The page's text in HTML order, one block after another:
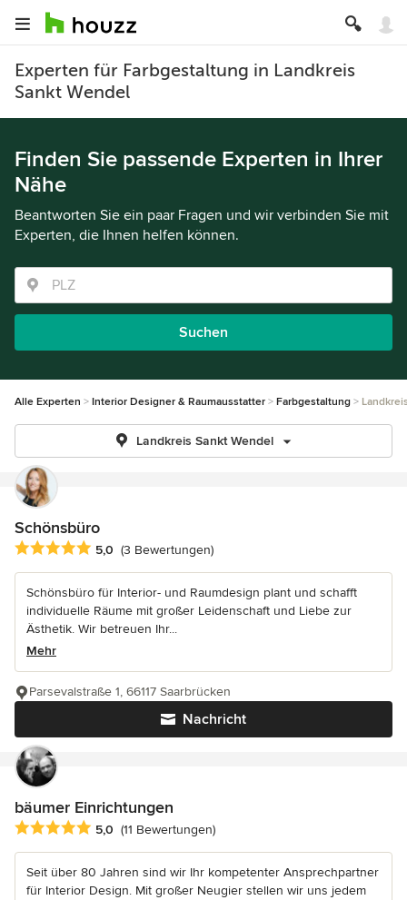
Experten für Farbgestaltung in Landkreis
Sankt Wendel
Finden Sie passende Experten in Ihrer
Nähe
Beantworten Sie ein paar Fragen und wir verbinden Sie mit
Experten, die Ihnen helfen können.
Suchen
Alle Experten Interior Designer & Raumausstatter Farbgestaltung
Landkreis Sankt Wendel
Schönsbüro
Durchschnittliche Bewertung: 5 von 5 Sternen
5,0 (3 Bewertungen)
Schönsbüro für Interior- und Raumdesign plant und schafft
individuelle Räume mit großer Leidenschaft und Liebe zur
Ästhetik. Wir betreuen Ihr...
Mehr
Nachricht
Parsevalstraße 1, 66117 Saarbrücken
bäumer Einrichtungen
Durchschnittliche Bewertung: 5 von 5 Sternen
5,0 (11 Bewertungen)
Seit über 80 Jahren sind wir Ihr kompetenter Ansprechpartner
für Interior Design. Mit großer Neugier stellen wir uns jedem